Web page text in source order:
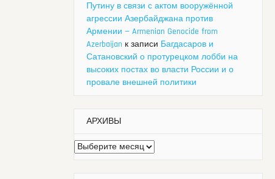
Путину в связи с актом вооружённой
агрессии Азербайджана против
Армении — Armenian Genocide from
Azerbaijan к записи Багдасаров и
Сатановский о протурецком лобби на
высоких постах во власти России и о
провале внешней политики
АРХИВЫ
Архивы